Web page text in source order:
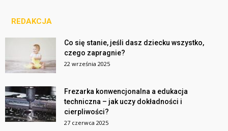
REDAKCJA
Co się stanie, jeśli dasz dziecku wszystko,
czego zapragnie?
22 września 2025
Frezarka konwencjonalna a edukacja
techniczna – jak uczy dokładności i
cierpliwości?
27 czerwca 2025